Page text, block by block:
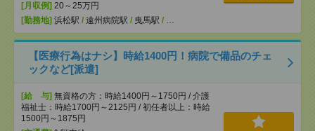
[月収例] 20～25万円
[勤務地] 浜松駅 / 遠州病院駅 / 曳馬駅 / …
【医療行為はナシ】時給1400円！病院で備品のチェ
ックなど[派遣]
[給 与] 無資格の方：時給1400円～1750円 / 介護
福祉士：時給1700円～2125円 / 初任者以上：時給
1500円～1875円